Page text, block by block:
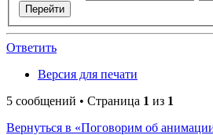
Ответить
Версия для печати
5 сообщений • Страница 1 из 1
Вернуться в «Поговорим об